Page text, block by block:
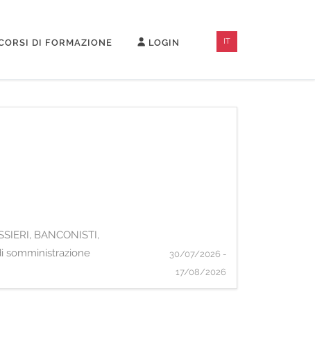
DI FORMAZIONE LOGIN IT
BANCONISTI,
somministrazione
30/07/2026 -
17/08/2026